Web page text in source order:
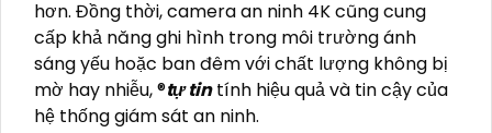
hơn. Đồng thời, camera an ninh 4K cũng cung
cấp khả năng ghi hình trong môi trường ánh
sáng yếu hoặc ban đêm với chất lượng không bị
mờ hay nhiễu, ®️tự tintính hiệu quả và tin cậy của
hệ thống giám sát an ninh.